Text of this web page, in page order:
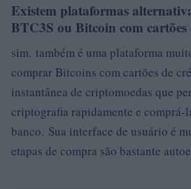
Existem plataformas
BTC3S ou Bitcoin com cartões
sim. também é uma plataforma
comprar Bitcoins com cartões de
instantânea de criptomoedas que
criptografia rapidamente e comprá-
banco. Sua interface de usuário é
etapas de compra são bastante